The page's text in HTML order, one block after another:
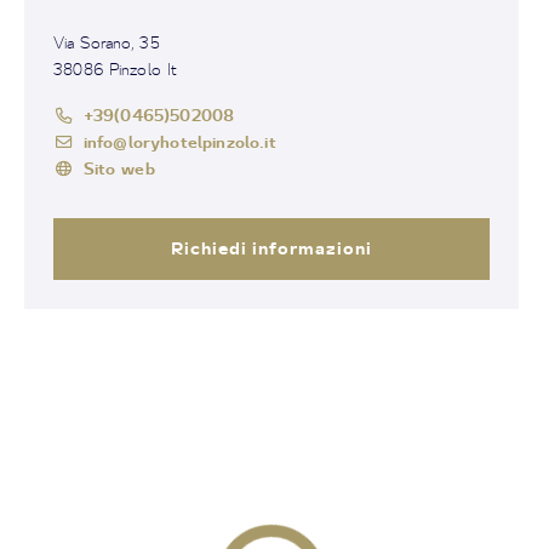
Via Sorano, 35
38086 Pinzolo It
+39(0465)502008
info@loryhotelpinzolo.it
Sito web
Richiedi informazioni